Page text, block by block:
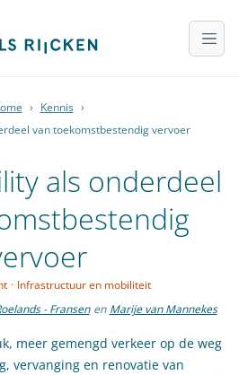
› Kennis ›
van toekomstbestendig vervoer
als onderdeel
· Infrastructuur en mobiliteit
- Fransen en Marije van Mannekes
meer gemengd verkeer op de weg
vervanging en renovatie van